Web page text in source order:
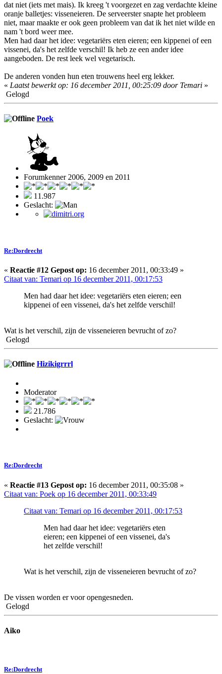
dat niet (iets met mais). Ik kreeg 't voorgezet en zag verdachte kleine
oranje balletjes: visseneieren. De serveerster snapte het probleem
niet, maar maakte er ook geen probleem van dat ik het niet wilde en
nam 't bord weer mee.
Men had daar het idee: vegetariërs eten eieren; een kippenei of een
vissenei, da's het zelfde verschil! Ik heb ze een ander idee
aangeboden. De rest leek wel vegetarisch.
De anderen vonden hun eten trouwens heel erg lekker.
« Laatst bewerkt op: 16 december 2011, 00:25:09 door Temari »
Gelogd
Poek
Forumkenner 2006, 2009 en 2011
11.987
Geslacht:
Re:Dordrecht
« Reactie #12 Gepost op: 16 december 2011, 00:33:49 »
Citaat van: Temari op 16 december 2011, 00:17:53
Men had daar het idee: vegetariërs eten eieren; een
kippenei of een vissenei, da's het zelfde verschil!
Wat is het verschil, zijn de visseneieren bevrucht of zo?
Gelogd
Hizikigrrrl
Moderator
21.786
Geslacht:
Re:Dordrecht
« Reactie #13 Gepost op: 16 december 2011, 00:35:08 »
Citaat van: Poek op 16 december 2011, 00:33:49
Citaat van: Temari op 16 december 2011, 00:17:53
Men had daar het idee: vegetariërs eten
eieren; een kippenei of een vissenei, da's
het zelfde verschil!
Wat is het verschil, zijn de visseneieren bevrucht of zo?
De vissen worden er voor opengesneden.
Gelogd
Aiko
Re:Dordrecht